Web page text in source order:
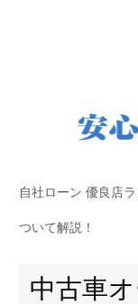
自社ローン 優良店
ついて解説！
中古車